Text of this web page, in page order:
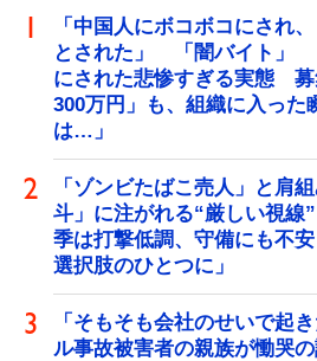
「中国人にボコボコにされ
とされた」 「闇バイト」
にされた悲惨すぎる実態 募
300万円」も、組織に入った
は…」
「ゾンビたばこ売人」と肩
斗」に注がれる“厳しい視
季は打撃低調、守備にも不
選択肢のひとつに」
「そもそも会社のせいで起
ル事故被害者の親族が慟哭